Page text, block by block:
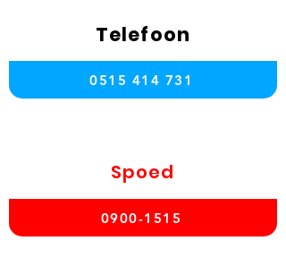
Telefoon
0515 414 731
Spoed
0900-1515